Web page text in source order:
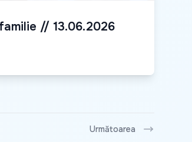
// 13.06.2026
Următoarea